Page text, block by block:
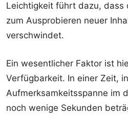
Leichtigkeit führt dazu, dass
zum Ausprobieren neuer
verschwindet.
Ein wesentlicher Faktor ist
Verfügbarkeit. In einer Zeit,
Aufmerksamkeitsspanne im
noch wenige Sekunden